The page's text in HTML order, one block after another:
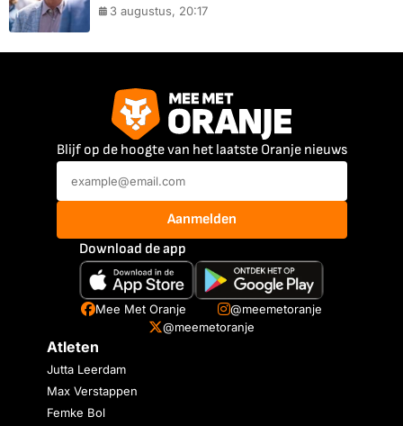
3 augustus, 20:17
Blijf op de hoogte van het laatste Oranje nieuws
Aanmelden
Download de app
Mee Met Oranje
@meemetoranje
@meemetoranje
Atleten
Jutta Leerdam
Max Verstappen
Femke Bol